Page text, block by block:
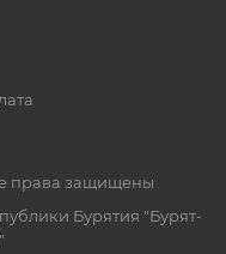
права защищены
Бурятия "Бурят-